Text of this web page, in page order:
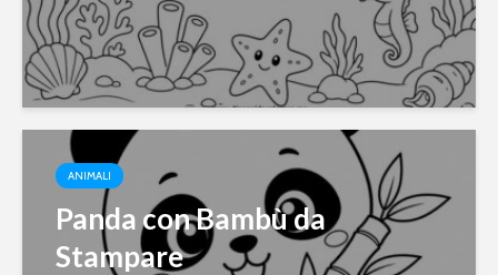
ANIMALI
Panda con Bambù da
Stampare